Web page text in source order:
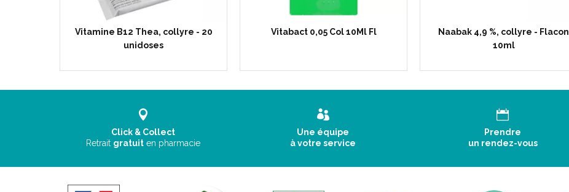
Vitamine B12 Thea, collyre - 20
unidoses
Vitabact 0,05 Col 10Ml Fl
Naabak 4,9 %, collyre - Flacon
10ml
Click & Collect
Retrait gratuit en pharmacie
Une équipe
à votre service
Prendre
un rendez-vous